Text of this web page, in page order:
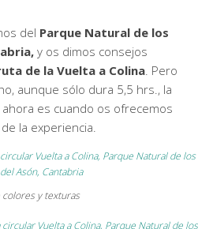
del Parque Natural de los
y os dimos consejos
de la Vuelta a Colina. Pero
aunque sólo dura 5,5 hrs., la
es cuando os ofrecemos
la experiencia.
colores y texturas